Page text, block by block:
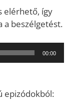
elérhető, így
a beszélgetést.
00:00
epizódokból: